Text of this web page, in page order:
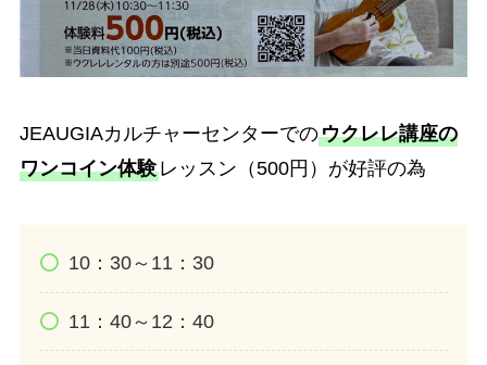
JEAUGIAカルチャーセンターでのウクレレ講座の
ワンコイン体験レッスン（500円）が好評の為
10：30～11：30
11：40～12：40